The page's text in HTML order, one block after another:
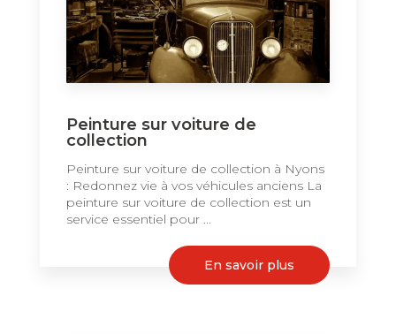
Peinture sur voiture de
collection
Peinture sur voiture de collection à Nyons
: Redonnez vie à vos véhicules anciens La
peinture sur voiture de collection est un
service essentiel pour ...
En savoir plus